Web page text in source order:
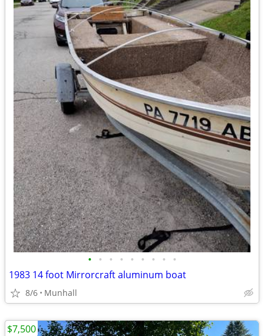
• • • • • • • • •
1983 14 foot Mirrorcraft aluminum boat
8/6 Munhall
$7,500